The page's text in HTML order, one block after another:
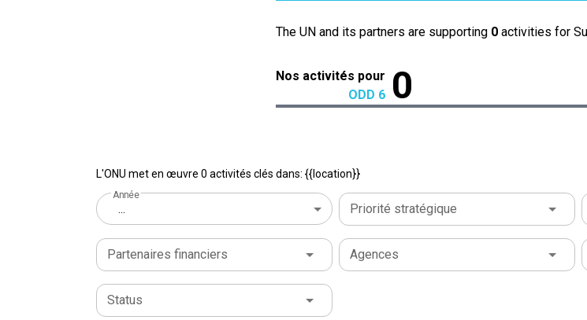
The UN and its partners are supporting 0 activities for
Nos activités pour
ODD 6 0
L'ONU met en œuvre 0 activités clés dans: {{location}}
Année
... Priorité stratégique
Partenaires financiers Agences
Status